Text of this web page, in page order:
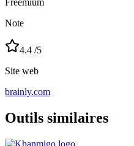
Note
4.4 /5
Site web
brainly.com
Outils similaires